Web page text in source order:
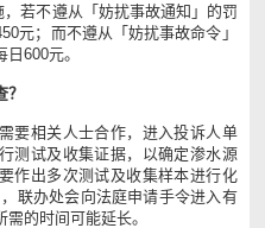
若不遵从「妨扰事故通知」的罚
元；而不遵从「妨扰事故命令」
600元。
要相关人士合作，进入投诉人单
测试及收集证据，以确定渗水源
作出多次测试及收集样本进行化
联办处会向法庭申请手令进入有
的时间可能延长。